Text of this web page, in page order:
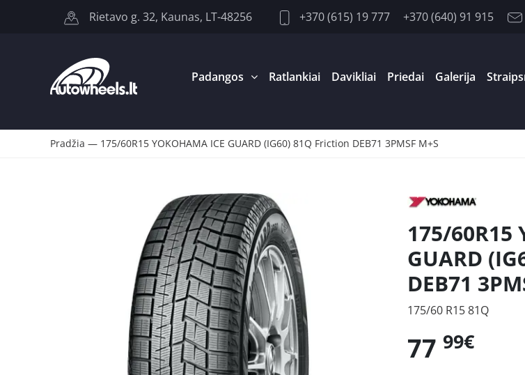
Rietavo g. 32, Kaunas, LT-48256 +370 (615) 19 777 +370 (640) 91 915
Padangos Ratlankiai Davikliai Priedai Galerija
Pradžia — 175/60R15 YOKOHAMA ICE GUARD (IG60) 81Q Friction DEB71 3PMSF M+S
175/60R15
GUARD
DEB71
175/60 R15 81Q
77 99€